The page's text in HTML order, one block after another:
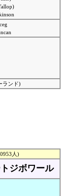
ランド)
人)
ジボワール